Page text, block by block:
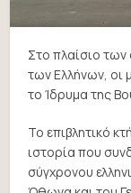
Στο πλαίσιο
των Ελλήνων, οι
το Ίδρυμα της
Το επιβλητικό
ιστορία που
σύγχρονου